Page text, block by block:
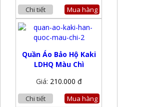
Chi tiết Mua hàng
Quần Áo Bảo Hộ Kaki
LDHQ Màu Chì
Giá: 210.000 đ
Chi tiết Mua hàng